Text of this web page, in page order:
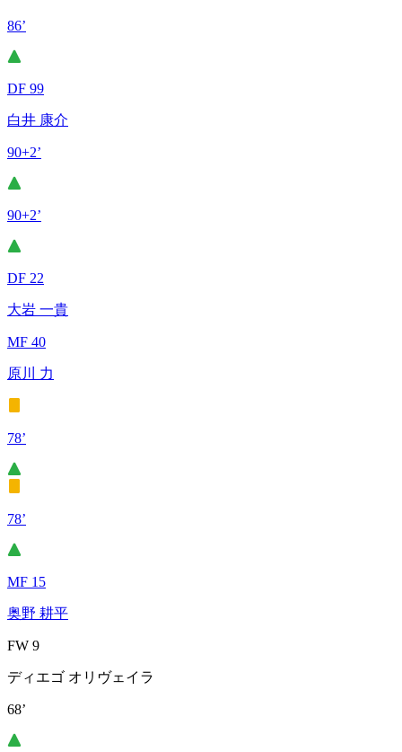
86’
DF 99
白井 康介
90+2’
90+2’
DF 22
大岩 一貴
MF 40
原川 力
78’
78’
MF 15
奥野 耕平
FW 9
ディエゴ オリヴェイラ
68’